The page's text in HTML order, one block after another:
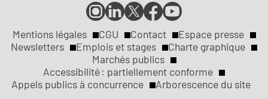
Réseaux
sociaux
Compte
Instagram
de
la
ville
de
Rouen
Compte
LinkedIn
de
la
ville
de
Rouen
Compte
X
de
la
ville
de
Rouen
Page
Facebook
de
la
ville
de
Rouen
Page
YouTube
de
la
ville
de
Rouen
Liens
Mentions légales CGU Contact
Espace presse
Newsletters
Emplois et stages
Charte graphique
Marchés publics
Accessibilité : partiellement conforme
Appels publics à concurrence
Arborescence du site